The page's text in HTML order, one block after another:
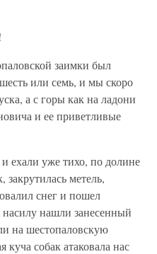
заимки был
или семь, и мы скоро
а с горы как на ладони
и ее приветливые
ехали уже тихо, по долине
закрутилась метель,
снег и пошел
нашли занесенный
на шестопаловскую
собак атаковала нас